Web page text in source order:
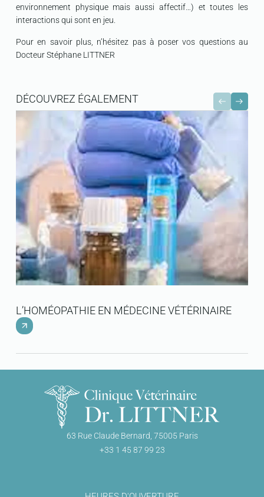
environnement physique mais aussi affectif…) et toutes les
interactions qui sont en jeu.
Pour en savoir plus, n’hésitez pas à poser vos questions au
Docteur Stéphane LITTNER
DÉCOUVREZ ÉGALEMENT
L’HOMÉOPATHIE EN MÉDECINE VÉTÉRINAIRE
63 Rue Claude Bernard, 75005 Paris
+33 1 45 87 99 23